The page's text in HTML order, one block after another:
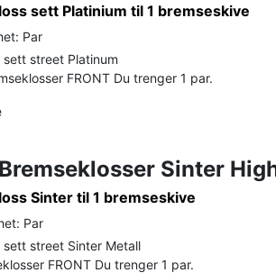
sett Platinium til 1 bremseskive
Par
sett street Platinum
FRONT Du trenger 1 par.
Bremseklosser Sinter
Sinter til 1 bremseskive
Par
sett street Sinter Metall
FRONT Du trenger 1 par.